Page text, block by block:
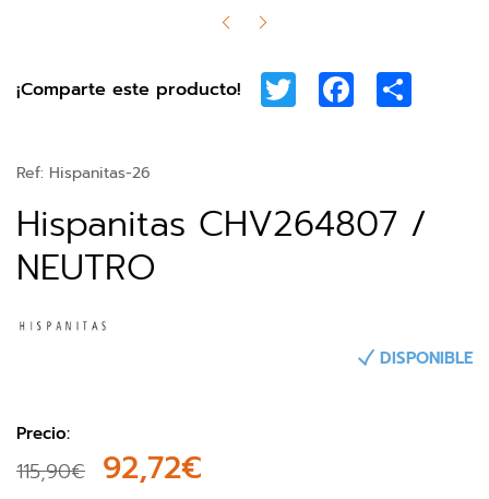
¡Comparte este producto! Twitter Facebook
Ref: Hispanitas-26
Hispanitas CHV264807 /
NEUTRO
DISPONIBLE
Precio:
115,90€ 92,72€